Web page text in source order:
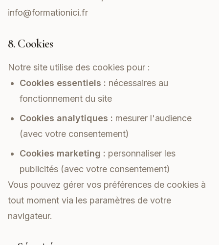
info@formationici.fr
8. Cookies
Notre site utilise des cookies pour :
Cookies essentiels : nécessaires au
fonctionnement du site
Cookies analytiques : mesurer l'audience
(avec votre consentement)
Cookies marketing : personnaliser les
publicités (avec votre consentement)
Vous pouvez gérer vos préférences de cookies à
tout moment via les paramètres de votre
navigateur.